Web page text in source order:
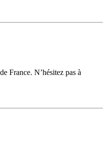
France. N’hésitez pas à